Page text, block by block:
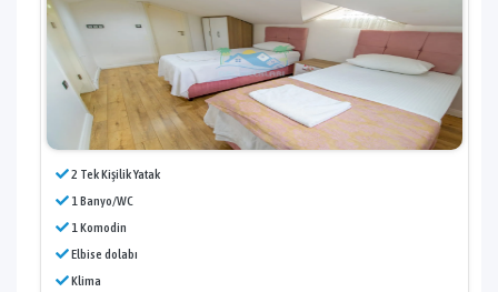
2 Tek Kişilik Yatak
1 Banyo/WC
1 Komodin
Elbise dolabı
Klima